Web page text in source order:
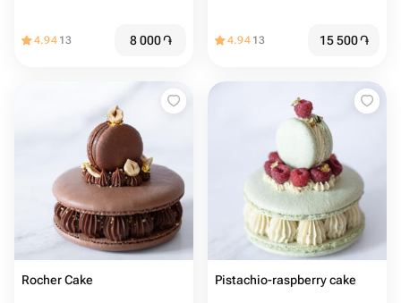
4.94 13 8 000֏ 4.94 13 15 500֏
Rocher Cake Pistachio-raspberry cake